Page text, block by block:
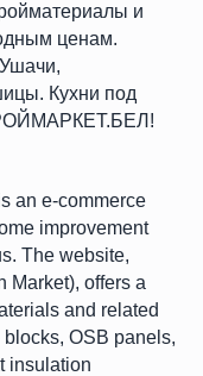
и
ценам.
Кухни под
an e-commerce
improvement
The website,
Market), offers a
and related
OSB panels,
insulation